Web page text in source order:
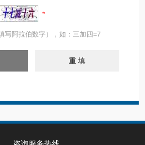
写阿拉伯数字），如：三加四=7